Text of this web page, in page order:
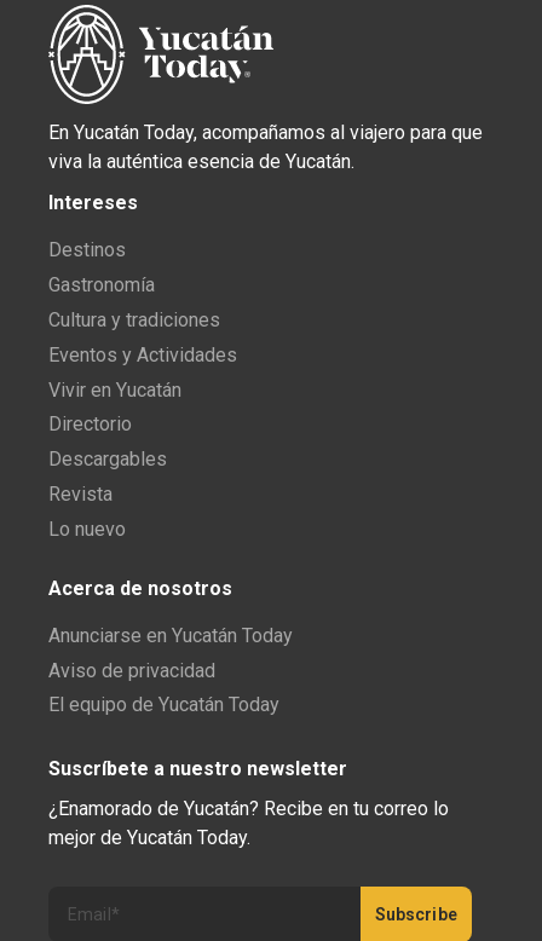
En Yucatán Today, acompañamos al viajero para que
viva la auténtica esencia de Yucatán.
Intereses
Destinos
Gastronomía
Cultura y tradiciones
Eventos y Actividades
Vivir en Yucatán
Directorio
Descargables
Revista
Lo nuevo
Acerca de nosotros
Anunciarse en Yucatán Today
Aviso de privacidad
El equipo de Yucatán Today
Suscríbete a nuestro newsletter
¿Enamorado de Yucatán? Recibe en tu correo lo
mejor de Yucatán Today.